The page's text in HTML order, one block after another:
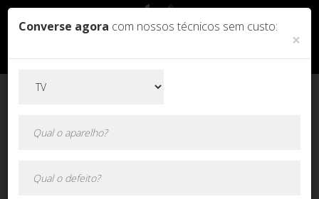
Converse agora com nossos técnicos sem custo:
×